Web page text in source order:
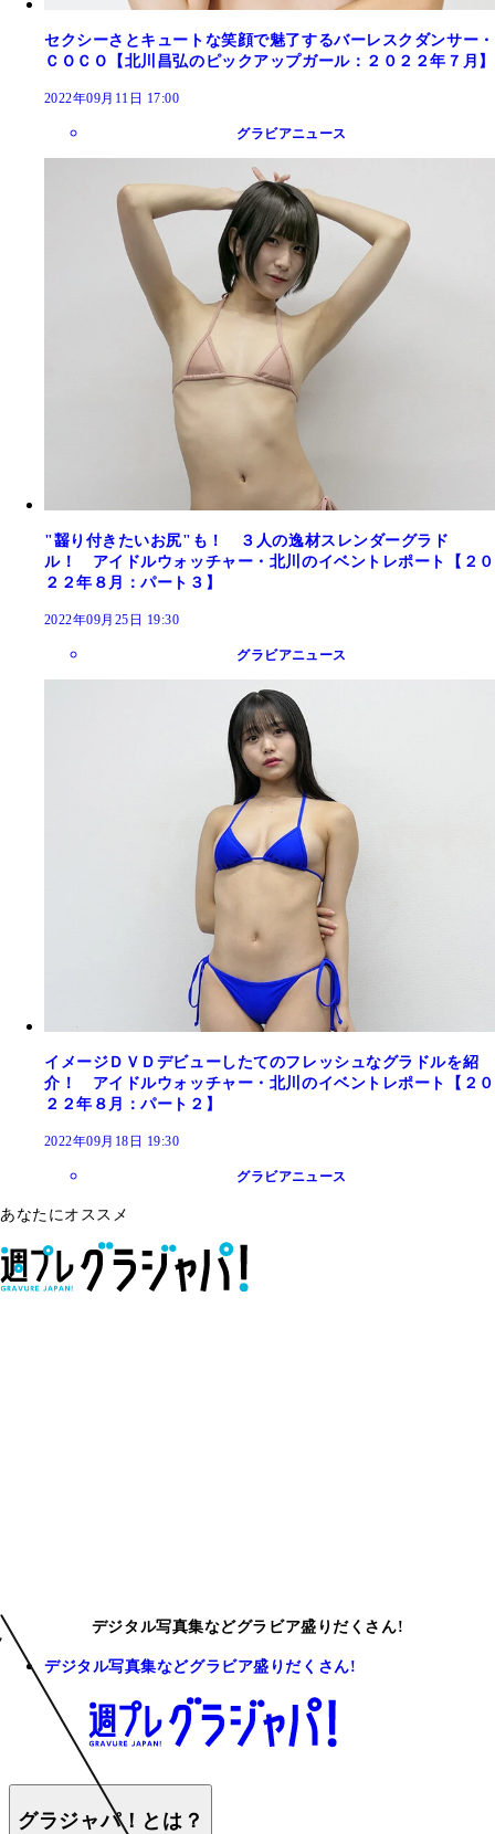
セクシーさとキュートな笑顔で魅了するバーレスクダンサー・
ＣＯＣＯ【北川昌弘のピックアップガール：２０２２年７月】
2022年09月11日 17:00
グラビアニュース
"齧り付きたいお尻"も！ ３人の逸材スレンダーグラド
ル！ アイドルウォッチャー・北川のイベントレポート【２０
２２年８月：パート３】
2022年09月25日 19:30
グラビアニュース
イメージＤＶＤデビューしたてのフレッシュなグラドルを紹
介！ アイドルウォッチャー・北川のイベントレポート【２０
２２年８月：パート２】
2022年09月18日 19:30
グラビアニュース
あなたにオススメ
デジタル写真集などグラビア盛りだくさん!
デジタル写真集などグラビア盛りだくさん!
グラジャパ！とは？